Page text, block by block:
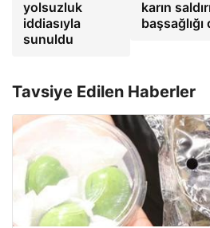
yolsuzluk
iddiasıyla
sunuldu
karın
Tavsiye Edilen Haberler